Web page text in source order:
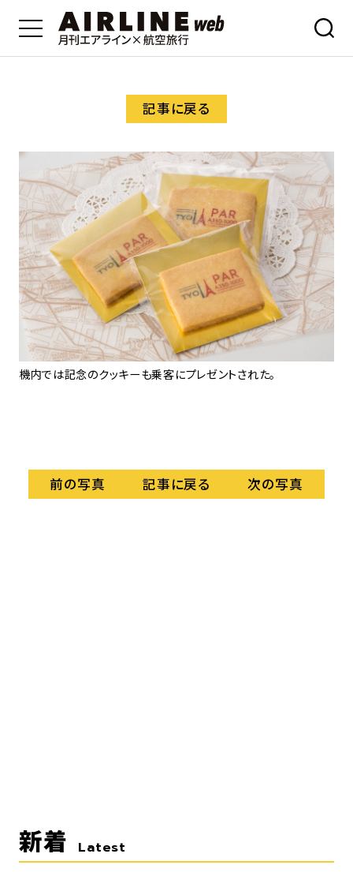
記事に戻る
機内では記念のクッキーも乗客にプレゼントされた。
前の写真 記事に戻る 次の写真
新着 Latest